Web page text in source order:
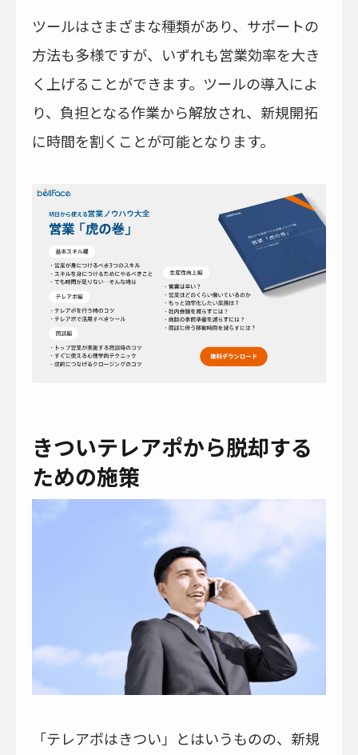
ツールはさまざまな種類があり、サポートの
方法も多様ですが、いずれも営業効率を大き
く上げることができます。ツールの導入によ
り、負担となる作業から解放され、新規開拓
に時間を割くことが可能となります。
きついテレアポから脱却する
ための施策
「テレアポはきつい」とはいうものの、新規